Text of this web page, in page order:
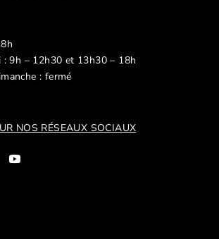
: 9h – 12h30 et 13h30 – 18h
: fermé
NOS RÉSEAUX SOCIAUX